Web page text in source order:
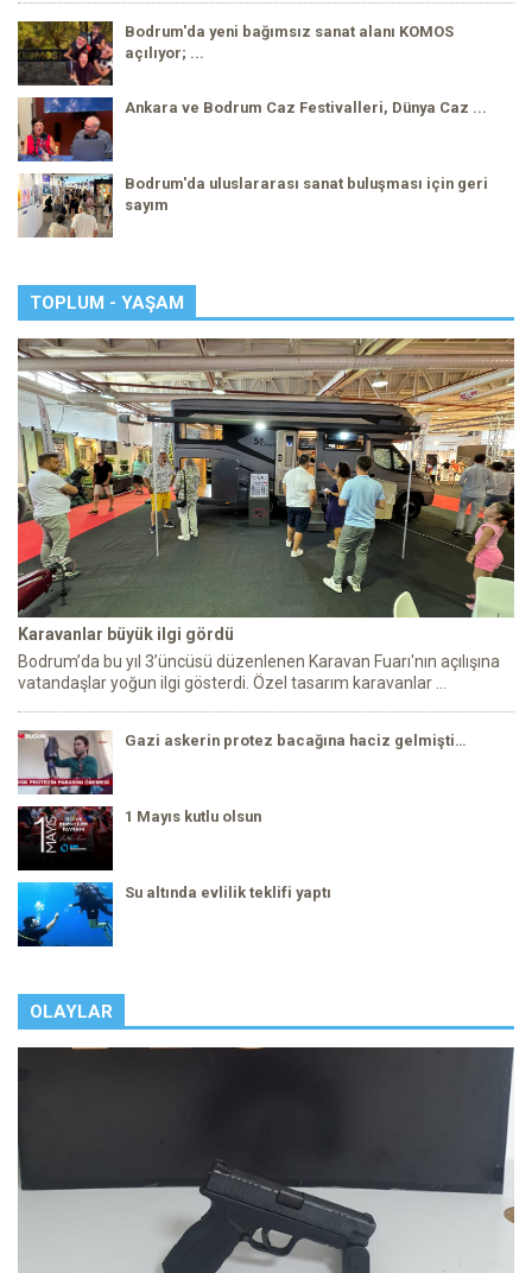
Bodrum'da yeni bağımsız sanat alanı KOMOS
açılıyor; ...
Ankara ve Bodrum Caz Festivalleri, Dünya Caz ...
Bodrum'da uluslararası sanat buluşması için geri
sayım
TOPLUM - YAŞAM
Karavanlar büyük ilgi gördü
Bodrum’da bu yıl 3’üncüsü düzenlenen Karavan Fuarı'nın açılışına
vatandaşlar yoğun ilgi gösterdi. Özel tasarım karavanlar ...
Gazi askerin protez bacağına haciz gelmişti…
1 Mayıs kutlu olsun
Su altında evlilik teklifi yaptı
OLAYLAR